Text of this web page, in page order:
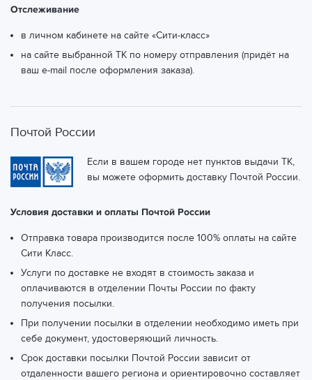
Отслеживание
в личном кабинете на сайте «Сити-класс»
на сайте выбранной ТК по номеру отправления (придёт на
ваш e-mail после оформления заказа).
Почтой России
Если в вашем городе нет пунктов выдачи ТК,
вы можете оформить доставку Почтой России.
Условия доставки и оплаты Почтой России
Отправка товара производится после 100% оплаты на сайте
Сити Класс.
Услуги по доставке не входят в стоимость заказа и
оплачиваются в отделении Почты России по факту
получения посылки.
При получении посылки в отделении необходимо иметь при
себе документ, удостоверяющий личность.
Срок доставки посылки Почтой России зависит от
отдаленности вашего региона и ориентировочно составляет